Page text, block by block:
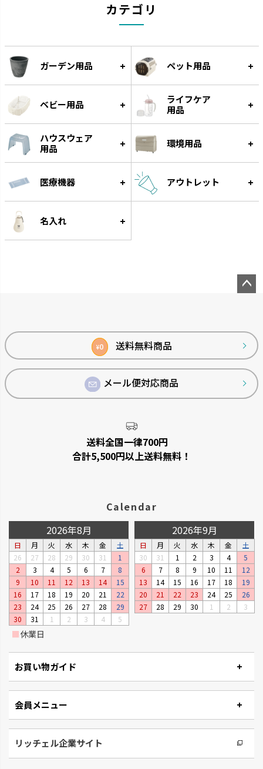
カテゴリ
ガーデン用品 ペット用品
ベビー用品
ライフケア
用品
ハウスウェア
用品
環境用品
医療機器 アウトレット
名入れ
¥0 送料無料商品
メール便対応商品
送料全国一律700円
合計5,500円以上送料無料！
Calendar
2026年8月
日 月 火 水 木 金
土
26
27 28 29 30 31
1
2
3 4 5 6 7
8
9
10 11 12 13 14
15
16
17 18 19 20 21
22
23
24 25 26 27 28
29
30
31 1 2 3 4 5
2026年9月
日 月 火 水 木 金
土
30
31 1 2 3 4
5
6
7 8 9 10 11
12
13
14 15 16 17 18
19
20
21 22 23 24 25
26
27
28 29 30 1 2 3
■休業日
お買い物ガイド
会員メニュー
リッチェル企業サイト
ップ
へ